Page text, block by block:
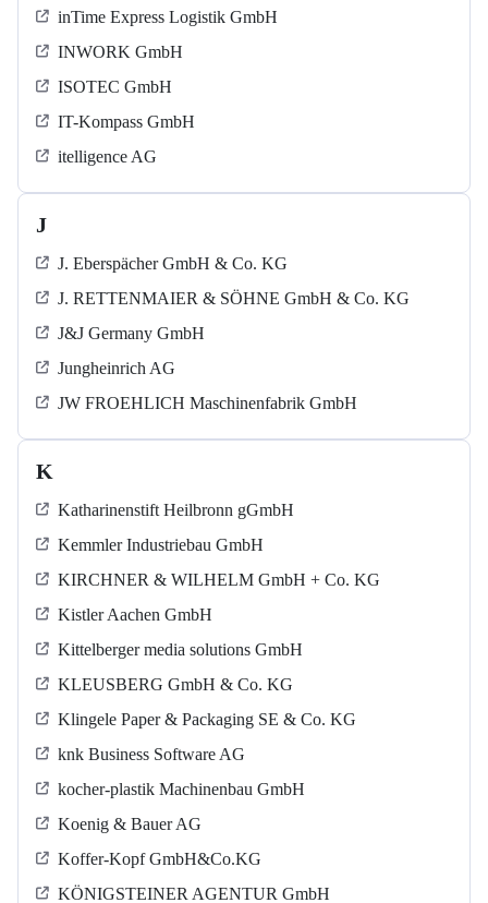
inTime Express Logistik GmbH
INWORK GmbH
ISOTEC GmbH
IT-Kompass GmbH
itelligence AG
J
J. Eberspächer GmbH & Co. KG
J. RETTENMAIER & SÖHNE GmbH & Co. KG
J&J Germany GmbH
Jungheinrich AG
JW FROEHLICH Maschinenfabrik GmbH
K
Katharinenstift Heilbronn gGmbH
Kemmler Industriebau GmbH
KIRCHNER & WILHELM GmbH + Co. KG
Kistler Aachen GmbH
Kittelberger media solutions GmbH
KLEUSBERG GmbH & Co. KG
Klingele Paper & Packaging SE & Co. KG
knk Business Software AG
kocher-plastik Machinenbau GmbH
Koenig & Bauer AG
Koffer-Kopf GmbH&Co.KG
KÖNIGSTEINER AGENTUR GmbH